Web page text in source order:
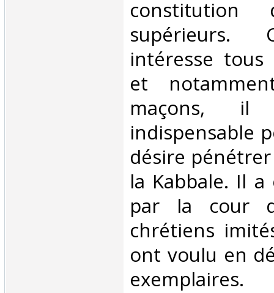
constitution
supérieurs.
intéresse tous
et
maçons, il
indispensable
désire
la Kabbale. Il
par la cour
chrétiens
ont voulu en
exemplaires.‎